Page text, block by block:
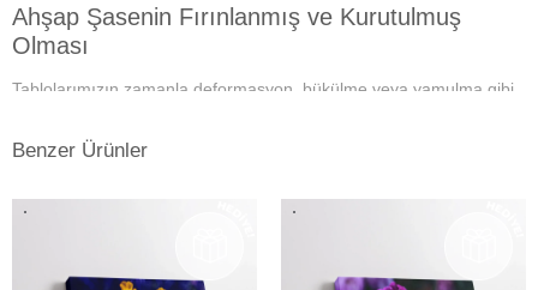
Ahşap Şasenin Fırınlanmış ve Kurutulmuş
Olması
Tablolarımızın zamanla deformasyon, bükülme veya yamulma gibi
ahşap şase sayesinde uzun yıllar boyunca ilk günkü formunu korur.
baskı sonrası uyguladığımız özel yüzey koruyucu ile tablolar,
Benzer Ürünler